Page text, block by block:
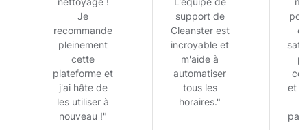
Je
recommande
pleinement
cette
plateforme et
j'ai hâte de
les utiliser à
nouveau !"
support de
Cleanster est
incroyable et
m'aide à
automatiser
tous les
horaires."
et